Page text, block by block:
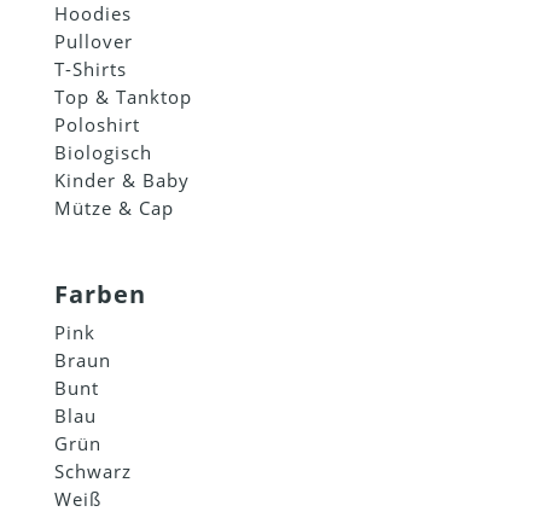
Hoodies
Pullover
T-Shirts
Top & Tanktop
Poloshirt
Biologisch
Kinder & Baby
Mütze & Cap
Farben
Pink
Braun
Bunt
Blau
Grün
Schwarz
Weiß